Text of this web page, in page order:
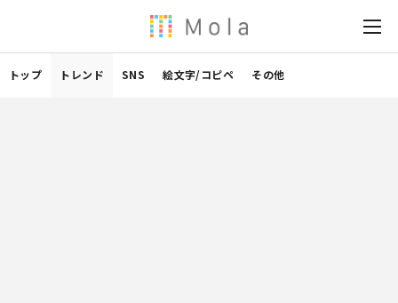
トップ トレンド SNS 絵文字/コピペ その他